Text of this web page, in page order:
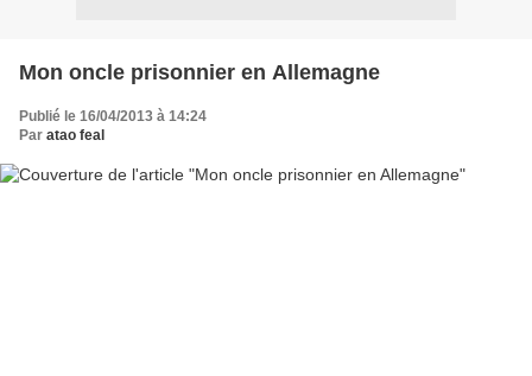
Mon oncle prisonnier en Allemagne
Publié le 16/04/2013 à 14:24
Par atao feal